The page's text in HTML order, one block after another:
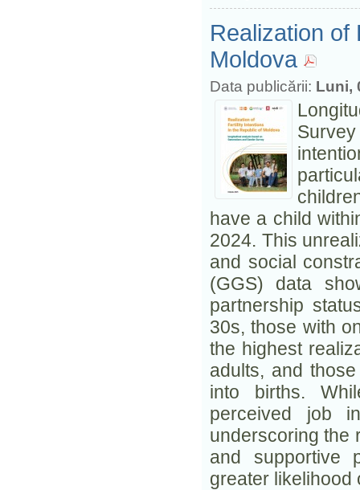
Realization of
Moldova
Data publicării: Luni,
have a child
2024. This
and social
(GGS) data
partnership
30s, those with
the highest
adults, and
into births.
perceived job
underscoring the
and supportive
greater